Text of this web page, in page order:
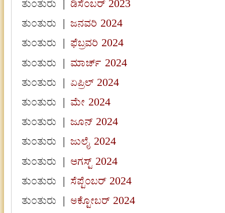
ತುಂತುರು
|ಡಿಸೆಂಬರ್ 2023
ತುಂತುರು
|ಜನವರಿ 2024
ತುಂತುರು
|ಫೆಬ್ರವರಿ 2024
ತುಂತುರು
|ಮಾರ್ಚ್ 2024
ತುಂತುರು
|ಏಪ್ರಿಲ್ 2024
ತುಂತುರು
|ಮೇ 2024
ತುಂತುರು
|ಜೂನ್ 2024
ತುಂತುರು
|ಜುಲೈ 2024
ತುಂತುರು
|ಆಗಸ್ಟ್ 2024
ತುಂತುರು
|ಸೆಪ್ಟೆಂಬರ್ 2024
ತುಂತುರು
|ಅಕ್ಟೋಬರ್ 2024